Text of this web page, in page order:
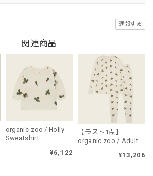
通報する
関連商品
organic zoo / Holly
Sweatshirt
¥6,122
【ラスト1点】
organic zoo / Adult
上下セット販売）¥13,206